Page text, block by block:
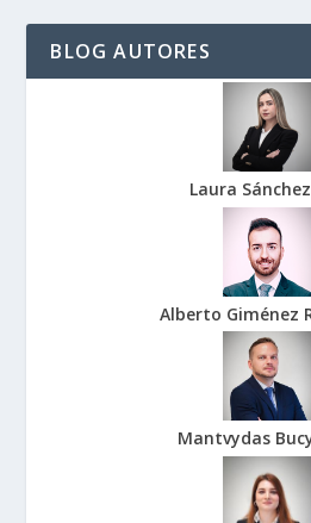
BLOG AUTORES
Laura Sánchez
Alberto Giménez
Mantvydas